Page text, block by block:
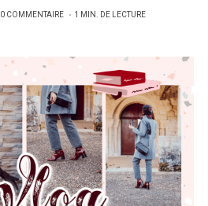
0 COMMENTAIRE 1 MIN. DE LECTURE